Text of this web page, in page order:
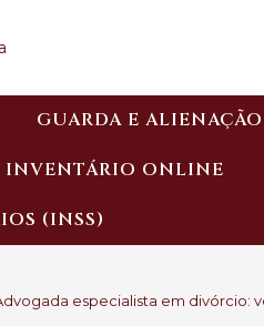
GUARDA E
INVENTÁRIO ONLINE
(INSS)
especialista em divórcio: